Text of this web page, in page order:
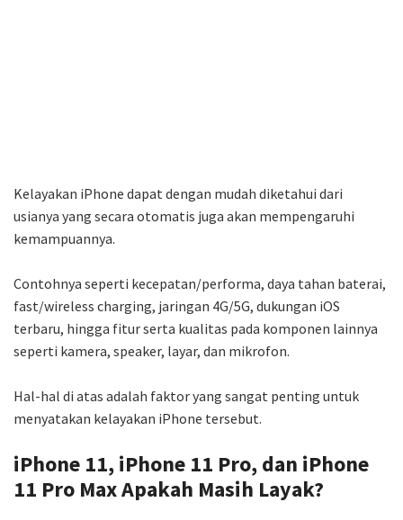
Kelayakan iPhone dapat dengan mudah diketahui dari
usianya yang secara otomatis juga akan mempengaruhi
kemampuannya.
Contohnya seperti kecepatan/performa, daya tahan baterai,
fast/wireless charging, jaringan 4G/5G, dukungan iOS
terbaru, hingga fitur serta kualitas pada komponen lainnya
seperti kamera, speaker, layar, dan mikrofon.
Hal-hal di atas adalah faktor yang sangat penting untuk
menyatakan kelayakan iPhone tersebut.
iPhone 11, iPhone 11 Pro, dan iPhone
11 Pro Max Apakah Masih Layak?